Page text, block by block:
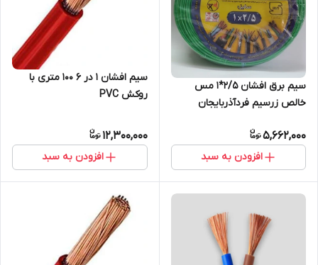
سیم برق افشان 2/5*1 مس
خالص زرسیم فردآذربایجان
5,662,000
افزودن به سبد
سیم افشان ۱ در ۶ ۱۰۰ متری با
روکش PVC
12,300,000
افزودن به سبد